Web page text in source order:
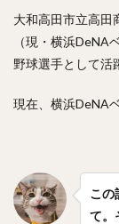
大和高田市立高田
（現・横浜DeNA
野球選手として活
現在、横浜DeNA
この
て。
古澤勝吾（
大本将吾（
島袋洋奨（
木村文紀（
奥川恭伸（
近藤健介（